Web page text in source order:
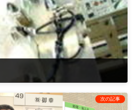
次の記事